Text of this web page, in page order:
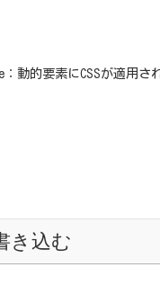
動的要素にCSSが適用さ
き込む